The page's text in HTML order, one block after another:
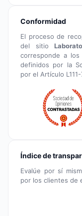
Conformidad
El proceso de
del sitio
corresponde a
definidos por la
por el Artículo
Índice de
Evalúe por sí
por los clientes de